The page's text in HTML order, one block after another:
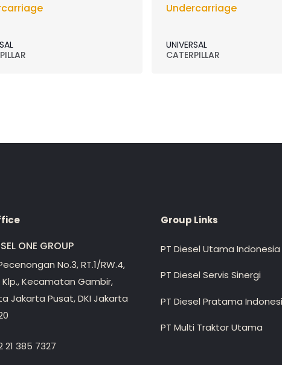
Undercarriage
UNIVERSAL
CATERPILLAR
ONE GROUP
No.3, RT.1/RW.4,
Klp., Kecamatan Gambir,
Jakarta Pusat, DKI Jakarta
21 385 7327
Group Links
PT Diesel Utama Indonesia
PT Diesel Servis Sinergi
PT Diesel Pratama
PT Multi Traktor Utama